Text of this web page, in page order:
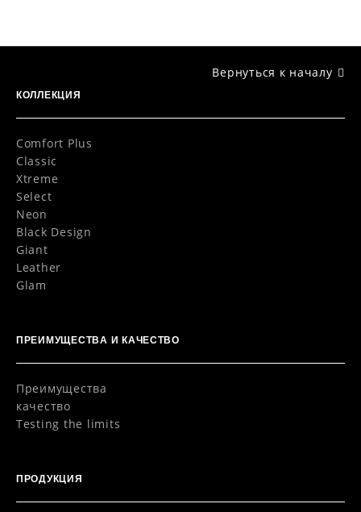
Вернуться к началу
КОЛЛЕКЦИЯ
Comfort Plus
Classic
Xtreme
Select
Neon
Black Design
Giant
Leather
Glam
ПРЕИМУЩЕСТВА И КАЧЕСТВО
Преимущества
качество
Testing the limits
ПРОДУКЦИЯ